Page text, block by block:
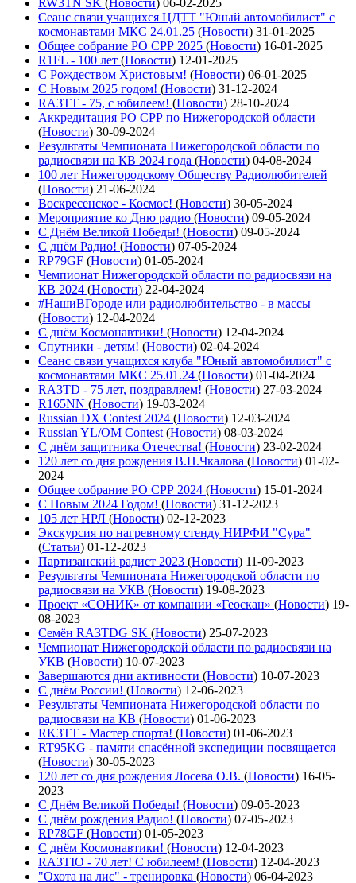
Сеанс связи учащихся ЦДТТ "Юный автомобилист" с
космонавтами МКС 24.01.25 (Новости) 31-01-2025
Общее собрание РО СРР 2025 (Новости) 16-01-2025
R1FL - 100 лет (Новости) 12-01-2025
С Рождеством Христовым! (Новости) 06-01-2025
С Новым 2025 годом! (Новости) 31-12-2024
RA3TT - 75, с юбилеем! (Новости) 28-10-2024
Аккредитация РО СРР по Нижегородской области
(Новости) 30-09-2024
Результаты Чемпионата Нижегородской области по
радиосвязи на КВ 2024 года (Новости) 04-08-2024
100 лет Нижегородскому Обществу Радиолюбителей
(Новости) 21-06-2024
Воскресенское - Космос! (Новости) 30-05-2024
Мероприятие ко Дню радио (Новости) 09-05-2024
С Днём Великой Победы! (Новости) 09-05-2024
С днём Радио! (Новости) 07-05-2024
RP79GF (Новости) 01-05-2024
Чемпионат Нижегородской области по радиосвязи на
КВ 2024 (Новости) 22-04-2024
#НашиВГороде или радиолюбительство - в массы
(Новости) 12-04-2024
С днём Космонавтики! (Новости) 12-04-2024
Спутники - детям! (Новости) 02-04-2024
Сеанс связи учащихся клуба "Юный автомобилист" с
космонавтами МКС 25.01.24 (Новости) 01-04-2024
RA3TD - 75 лет, поздравляем! (Новости) 27-03-2024
R165NN (Новости) 19-03-2024
Russian DX Contest 2024 (Новости) 12-03-2024
Russian YL/OM Contest (Новости) 08-03-2024
С днём защитника Отечества! (Новости) 23-02-2024
120 лет со дня рождения В.П.Чкалова (Новости) 01-02-
2024
Общее собрание РО СРР 2024 (Новости) 15-01-2024
С Новым 2024 Годом! (Новости) 31-12-2023
105 лет НРЛ (Новости) 02-12-2023
Экскурсия по нагревному стенду НИРФИ "Сура"
(Статьи) 01-12-2023
Партизанский радист 2023 (Новости) 11-09-2023
Результаты Чемпионата Нижегородской области по
радиосвязи на УКВ (Новости) 19-08-2023
Проект «СОНИК» от компании «Геоскан» (Новости) 19-
08-2023
Семён RA3TDG SK (Новости) 25-07-2023
Чемпионат Нижегородской области по радиосвязи на
УКВ (Новости) 10-07-2023
Завершаются дни активности (Новости) 10-07-2023
С днём России! (Новости) 12-06-2023
Результаты Чемпионата Нижегородской области по
радиосвязи на КВ (Новости) 01-06-2023
RK3TT - Мастер спорта! (Новости) 01-06-2023
RT95KG - памяти спасённой экспедиции посвящается
(Новости) 30-05-2023
120 лет со дня рождения Лосева О.В. (Новости) 16-05-
2023
С Днём Великой Победы! (Новости) 09-05-2023
С днём рождения Радио! (Новости) 07-05-2023
RP78GF (Новости) 01-05-2023
С днём Космонавтики! (Новости) 12-04-2023
RA3TIO - 70 лет! С юбилеем! (Новости) 12-04-2023
"Охота на лис" - тренировка (Новости) 06-04-2023